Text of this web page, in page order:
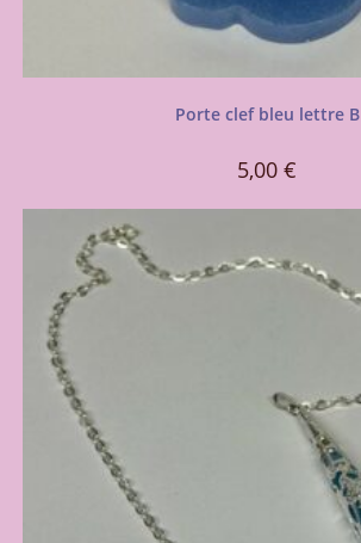
Porte clef bleu lettre B
5,00 €